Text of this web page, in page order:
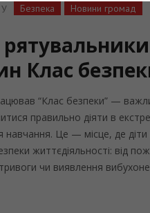
У Безпека Новини громад
Клас
“Клас безпеки” —
правильно діяти в
Це — місце, де діти
життєдіяльності: від
чи виявлення